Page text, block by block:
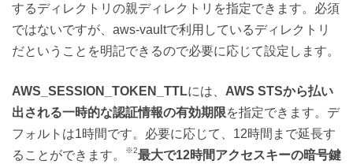
するディレクトリの親ディレクトリを指定できます。必須
ではないですが、aws-vaultで利用しているディレクトリ
だということを明記できるので必要に応じて設定します。
AWS_SESSION_TOKEN_TTLには、 AWS STSから払い
出される一時的な認証情報の有効期限を指定できます。デ
フォルトは1時間です。必要に応じて、12時間まで延長す
ることができます。
※2最大で12時間アクセスキーの暗号鍵